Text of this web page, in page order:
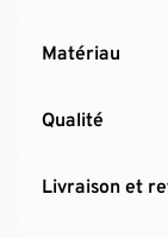
Matériau
Qualité
Livraison et